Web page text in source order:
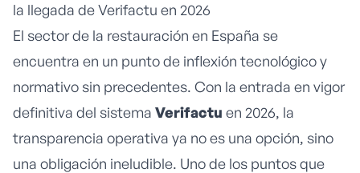
la llegada de Verifactu en 2026
El sector de la restauración en España se
encuentra en un punto de inflexión tecnológico y
normativo sin precedentes. Con la entrada en vigor
definitiva del sistema Verifactu en 2026, la
transparencia operativa ya no es una opción, sino
una obligación ineludible. Uno de los puntos que